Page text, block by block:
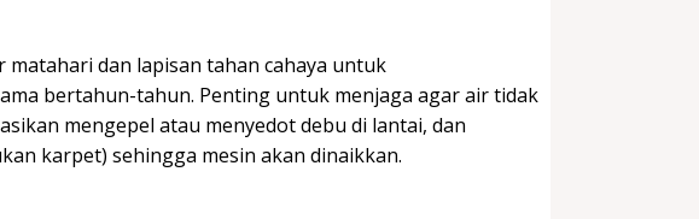
matahari dan lapisan tahan cahaya untuk
bertahun-tahun. Penting untuk menjaga agar air tidak
mengepel atau menyedot debu di lantai, dan
karpet) sehingga mesin akan dinaikkan.